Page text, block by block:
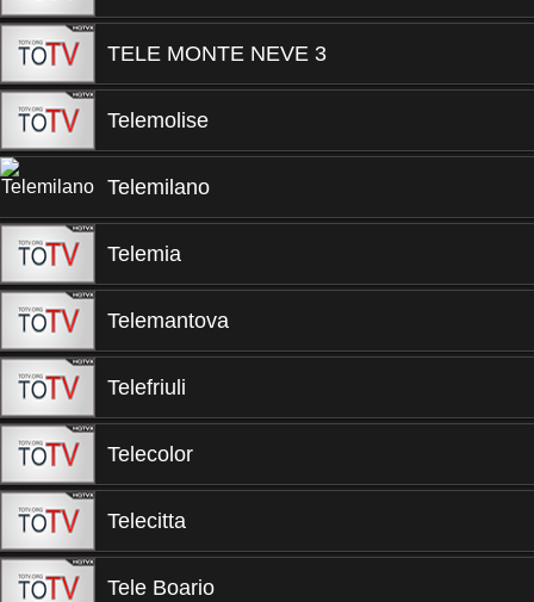
TELE MONTE NEVE 3
Telemolise
Telemilano
Telemia
Telemantova
Telefriuli
Telecolor
Telecitta
Tele Boario